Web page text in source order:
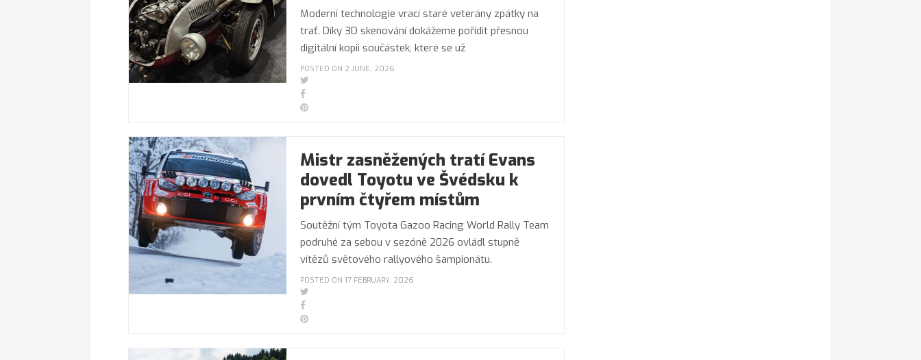
Moderní technologie vrací staré veterány zpátky na
trať. Díky 3D skenování dokážeme pořídit přesnou
digitální kopii součástek, které se už
POSTED ON 2 JUNE, 2026
Mistr zasněžených tratí Evans
dovedl Toyotu ve Švédsku k
prvním čtyřem místům
Soutěžní tým Toyota Gazoo Racing World Rally Team
podruhé za sebou v sezóně 2026 ovládl stupně
vítězů světového rallyového šampionátu.
POSTED ON 17 FEBRUARY, 2026